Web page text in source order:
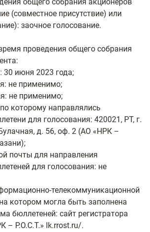
(совместное присутствие) или
заочное голосование.
проведения общего собрания
30 июня 2023 года;
не применимо;
не применимо;
которому направлялись
для голосования: 420021, РТ, г.
д. 56, оф. 2 (АО «НРК –
почты для направления
для голосования: не
телекоммуникационной
котором могла быть заполнена
бюллетеней: сайт регистратора
– Р.О.С.Т.» lk.rrost.ru/.